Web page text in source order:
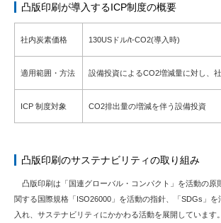
凸版印刷が導入するICP制度の概要
社内炭素価格 130USドル/t-CO2(導入時)
適用範囲・方法 設備投資によるCO2増減量に対し、
ICP 制度対象 CO2排出量の増減を伴う設備投資
凸版印刷のサステナビリティの取り組み
凸版印刷は「国連グローバル・コンパクト」を活動の原
関する国際規格「ISO26000」を活動の指針、「SDGs」を
入れ、サステナビリティにかかわる活動を展開しています。